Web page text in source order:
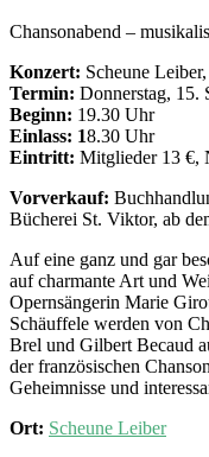
Chansonabend –
Konzert: Scheune
Termin: Donnerstag, 15.
Beginn: 19.30 Uhr
Einlass: 18.30 Uhr
Eintritt: Mitglieder 13 €,
Vorverkauf:
Bücherei St. Viktor, ab
Auf eine ganz und gar
auf charmante Art und
Opernsängerin Marie
Schäuffele werden von
Brel und Gilbert Becaud
der französischen
Geheimnisse und
Ort: Scheune Leiber